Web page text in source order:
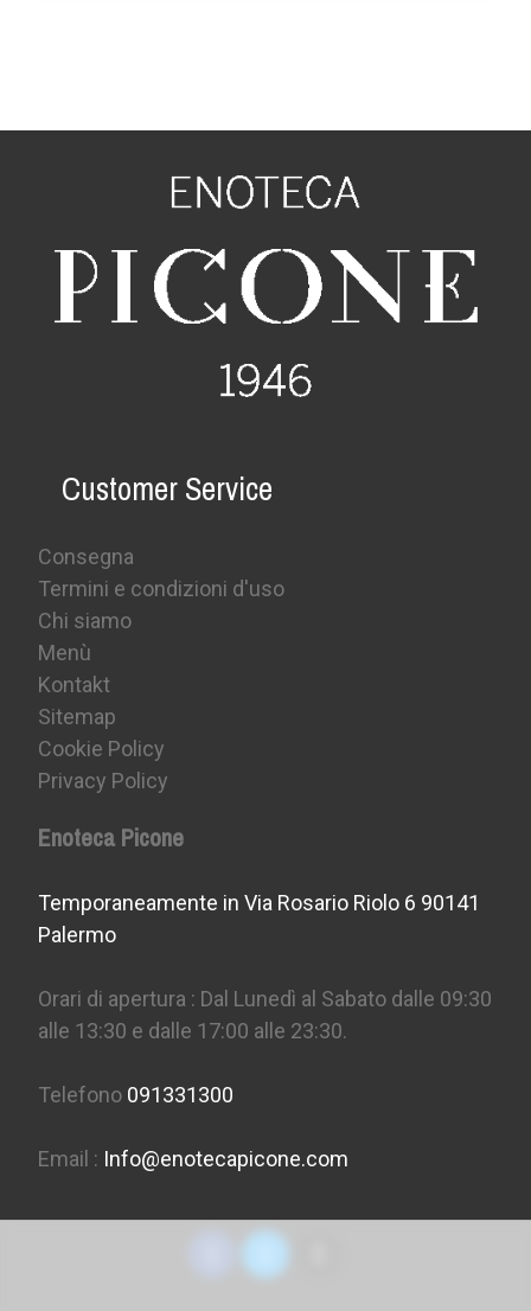
Customer Service
Consegna
Termini e condizioni d'uso
Chi siamo
Menù
Kontakt
Sitemap
Cookie Policy
Privacy Policy
Enoteca Picone
Temporaneamente in Via Rosario Riolo 6 90141
Palermo
Orari di apertura : Dal Lunedì al Sabato dalle 09:30
alle 13:30 e dalle 17:00 alle 23:30.
Telefono 091331300
Email : Info@enotecapicone.com